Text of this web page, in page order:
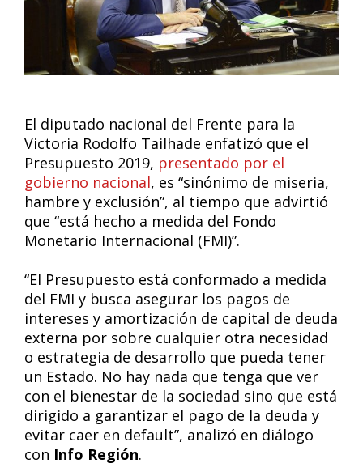
El diputado nacional del Frente para la
Victoria Rodolfo Tailhade enfatizó que el
Presupuesto 2019, presentado por el
gobierno nacional, es “sinónimo de miseria,
hambre y exclusión”, al tiempo que advirtió
que “está hecho a medida del Fondo
Monetario Internacional (FMI)”.
“El Presupuesto está conformado a medida
del FMI y busca asegurar los pagos de
intereses y amortización de capital de deuda
externa por sobre cualquier otra necesidad
o estrategia de desarrollo que pueda tener
un Estado. No hay nada que tenga que ver
con el bienestar de la sociedad sino que está
dirigido a garantizar el pago de la deuda y
evitar caer en default”, analizó en diálogo
con Info Región.